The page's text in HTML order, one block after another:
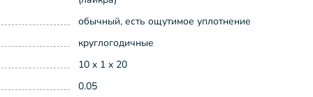
обычный, есть ощутимое уплотнение
круглогодичные
10 x 1 x 20
0.05